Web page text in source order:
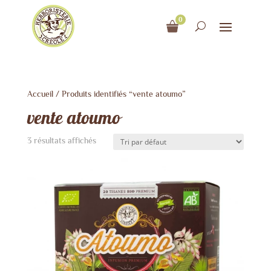
0
Accueil/ Produits identifiés “vente atoumo”
vente atoumo
3 résultats affichés